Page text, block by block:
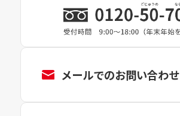
メールでのお問い合わせ